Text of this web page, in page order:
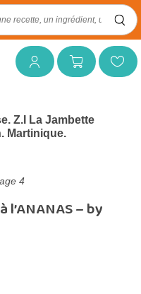
compteMon panierMes favoris
Z.I La Jambette
Martinique.
4
l’ANANAS – by